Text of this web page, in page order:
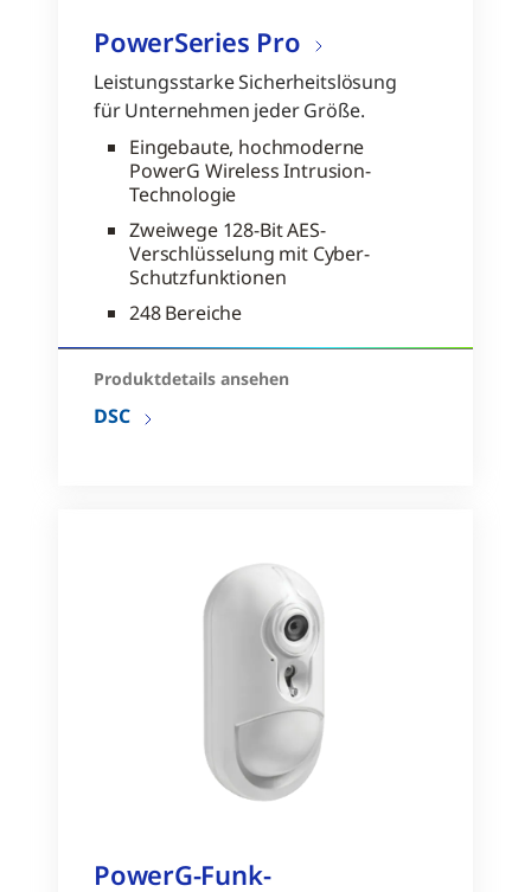
PowerSeries Pro
Leistungsstarke Sicherheitslösung
für Unternehmen jeder Größe.
Eingebaute, hochmoderne
PowerG Wireless Intrusion-
Technologie
Zweiwege 128-Bit AES-
Verschlüsselung mit Cyber-
Schutzfunktionen
248 Bereiche
Produktdetails ansehen
DSC
PowerG-Funk-